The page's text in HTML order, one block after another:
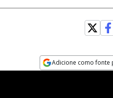
Adicione como fonte